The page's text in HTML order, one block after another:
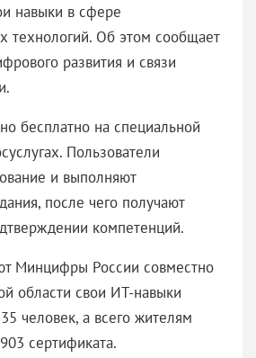
навыки в сфере
технологий. Об этом сообщает
развития и связи
бесплатно на специальной
Пользователи
и выполняют
после чего получают
компетенций.
Минцифры России совместно
области свои ИТ-навыки
человек, а всего жителям
сертификата.